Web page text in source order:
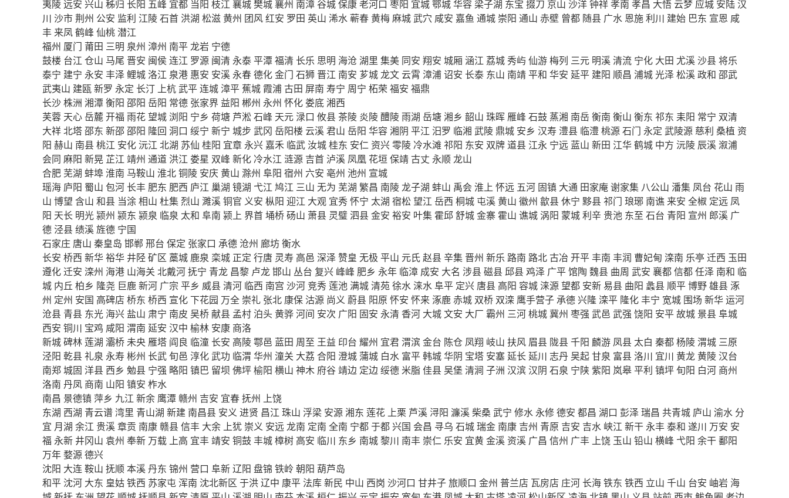
夷陵远安 兴山 秭归 长阳 五峰 宜都 当阳 枝江 襄城樊城襄州 南漳谷城保康老河口 枣阳 宜城鄂城华容 梁子湖 东宝 掇刀 京山 沙洋钟祥孝南 孝昌 大悟 云梦 应城 安陆汉
川 沙市荆州 公安 监利 江陵石首 洪湖 松滋黄州 团风红安 罗田 英山 浠水蕲春黄梅麻城武穴 咸安 嘉鱼 通城 崇阳 通山 赤壁 曾都 随县 广水 恩施利川 建始 巴东 宣恩 咸
丰 来凤鹤峰 仙桃潜江
福州 厦门 莆田 三明 泉州 漳州 南平龙岩 宁德
鼓楼 台江 仓山 马尾 晋安 闽侯连江 罗源 闽清 永泰平潭福清 长乐 思明 海沧 湖里 集美 同安 翔安 城厢 涵江 荔城秀屿仙游梅列 三元 明溪清流 宁化 大田 尤溪沙县将乐
泰宁 建宁 永安 丰泽鲤城洛江 泉港 惠安 安溪 永春德化金门 石狮 晋江 南安 芗城龙文 云霄 漳浦诏安 长泰 东山 南靖平和 华安 延平 建阳 顺昌 浦城光泽松溪政和 邵武
武夷山 建瓯新罗 永定 长汀 上杭武平连城 漳平 蕉城 霞浦古田 屏南 寿宁 周宁 柘荣 福安 福鼎
长沙株洲 湘潭衡阳 邵阳 岳阳 常德 张家界 益阳 郴州 永州 怀化 娄底湘西
芙蓉 天心岳麓开福 雨花望城 浏阳 宁乡 荷塘 芦淞石峰 天元 渌口 攸县茶陵 炎陵醴陵雨湖 岳塘湘乡 韶山 珠晖 雁峰 石鼓 蒸湘 南岳衡南 衡山 衡东 祁东 耒阳 常宁 双清
大祥北塔邵东 新邵邵阳 隆回 洞口 绥宁 新宁 城步 武冈 岳阳楼 云溪君山 岳阳 华容湘阴 平江 汨罗 临湘 武陵鼎城 安乡 汉寿 澧县 临澧桃源石门 永定 武陵源 慈利 桑植 资
阳 赫山 南县桃江 安化沅江 北湖 苏仙 桂阳 宜章 永兴 嘉禾 临武 汝城桂东 安仁 资兴零陵 冷水滩 祁阳 东安 双牌道县 江永 宁远 蓝山 新田 江华鹤城 中方 沅陵 辰溪 溆浦
会同 麻阳 新晃 芷江 靖州 通道 洪江 娄星 双峰 新化 冷水江 涟源 吉首 泸溪 凤凰 花垣保靖古丈 永顺龙山
合肥 芜湖 蚌埠淮南 马鞍山 淮北铜陵 安庆黄山 滁州 阜阳 宿州 六安 亳州 池州 宣城
瑶海 庐阳 蜀山 包河 长丰 肥东 肥西 庐江 巢湖 镜湖 弋江 鸠江 三山 无为 芜湖 繁昌 南陵龙子湖 蚌山 禹会淮上 怀远 五河 固镇 大通 田家庵谢家集 八公山 潘集 凤台 花山 雨
山 博望 含山 和县 当涂相山 杜集 烈山 濉溪铜官 义安 枞阳 迎江 大观 宜秀怀宁 太湖 宿松 望江 岳西 桐城 屯溪黄山 徽州 歙县休宁 黟县祁门 琅琊 南谯 来安 全椒 定远 凤
阳 天长 明光颍州 颍东 颍泉 临泉 太和 阜南 颍上 界首埇桥砀山 萧县 灵璧泗县金安 裕安 叶集 霍邱舒城金寨 霍山 谯城 涡阳 蒙城利辛 贵池 东至 石台 青阳 宣州 郎溪 广
德 泾县绩溪旌德 宁国
石家庄 唐山 秦皇岛 邯郸 邢台 保定 张家口 承德 沧州 廊坊衡水
长安 桥西 新华裕华 井陉矿区 藁城 鹿泉 栾城 正定 行唐 灵寿 高邑 深泽 赞皇 无极 平山 元氏赵县辛集 晋州 新乐 路南 路北古冶 开平丰南 丰润 曹妃甸 滦南 乐亭 迁西 玉田
遵化迁安 滦州 海港 山海关 北戴河抚宁 青龙 昌黎 卢龙邯山 丛台 复兴 峰峰 肥乡 永年 临漳 成安 大名 涉县磁县邱县鸡泽 广平馆陶 魏县 曲周 武安 襄都信都任泽 南和 临
城 内丘 柏乡 隆尧 巨鹿新河 广宗 平乡 威县清河 临西 南宫 沙河竞秀莲池 满城清苑徐水 涞水阜平 定兴 唐县 高阳 容城 涞源望都 安新易县 曲阳 蠡县 顺平博野雄县涿
州 定州 安国 高碑店 桥东 桥西 宣化下花园 万全 崇礼 张北 康保 沽源 尚义 蔚县 阳原 怀安 怀来涿鹿赤城 双桥 双滦 鹰手营子承德兴隆 滦平 隆化丰宁 宽城 围场 新华运河
沧县 青县 东光 海兴 盐山 肃宁 南皮 吴桥献县 孟村 泊头黄骅河间 安次 广阳 固安 永清 香河 大城文安 大厂 霸州 三河桃城冀州 枣强 武邑 武强 饶阳 安平故城 景县阜城
西安 铜川 宝鸡 咸阳 渭南 延安 汉中 榆林 安康 商洛
新城碑林莲湖 灞桥未央 雁塔 阎良 临潼 长安 高陵鄠邑 蓝田 周至 王益 印台 耀州 宜君渭滨金台 陈仓 凤翔 岐山 扶风 眉县 陇县千阳 麟游 凤县 太白 秦都杨陵渭城 三原
泾阳 乾县礼泉 永寿彬州 长武旬邑 淳化武功 临渭 华州 潼关 大荔 合阳 澄城蒲城 白水 富平韩城华阴 宝塔 安塞延长 延川 志丹吴起甘泉 富县洛川 宜川 黄龙黄陵汉台
南郑城固 洋县 西乡 勉县 宁强 略阳 镇巴 留坝 佛坪榆阳 横山 神木 府谷靖边 定边绥德 米脂佳县吴堡 清涧 子洲 汉滨汉阴 石泉 宁陕紫阳 岚皋平利 镇坪旬阳 白河 商州
洛南 丹凤 商南 山阳 镇安 柞水
南昌 景德镇萍乡 九江 新余 鹰潭赣州 吉安 宜春抚州 上饶
东湖 西湖 青云谱湾里 青山湖 新建 南昌县 安义 进贤 昌江 珠山 浮梁 安源湘东 莲花 上栗 芦溪 浔阳 濂溪柴桑武宁 修水 永修德安 都昌 湖口 彭泽瑞昌 共青城 庐山 渝水 分
宜 月湖 余江 贵溪章贡 南康赣县信丰 大余 上犹 崇义 安远 龙南 定南 全南 宁都于都兴国 会昌 寻乌 石城瑞金 南康 吉州 青原 吉安 吉水 峡江 新干 永丰泰和 遂川 万安 安
福 永新 井冈山 袁州 奉新 万载 上高 宜丰靖安 铜鼓丰城樟树 高安 临川 东乡 南城黎川 南丰 崇仁 乐安 宜黄金溪 资溪 广昌 信州 广丰 上饶 玉山 铅山 横峰 弋阳 余干鄱阳
万年婺源德兴
沈阳 大连鞍山 抚顺本溪丹东 锦州 营口 阜新辽阳 盘锦 铁岭 朝阳 葫芦岛
和平 沈河 大东 皇姑铁西 苏家屯 浑南 沈北新区 于洪辽中 康平 法库新民 中山 西岗 沙河口 甘井子旅顺口 金州 普兰店 瓦房店 庄河 长海铁东 铁西 立山 千山 台安 岫岩 海